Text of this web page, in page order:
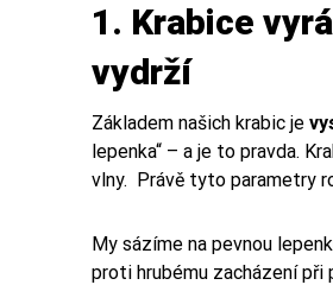
1. Krabice
vydrží
Základem našich krabic je
lepenka“ – a je to pravda.
vlny. Právě tyto parametry
My sázíme na pevnou
proti hrubému zacházení při